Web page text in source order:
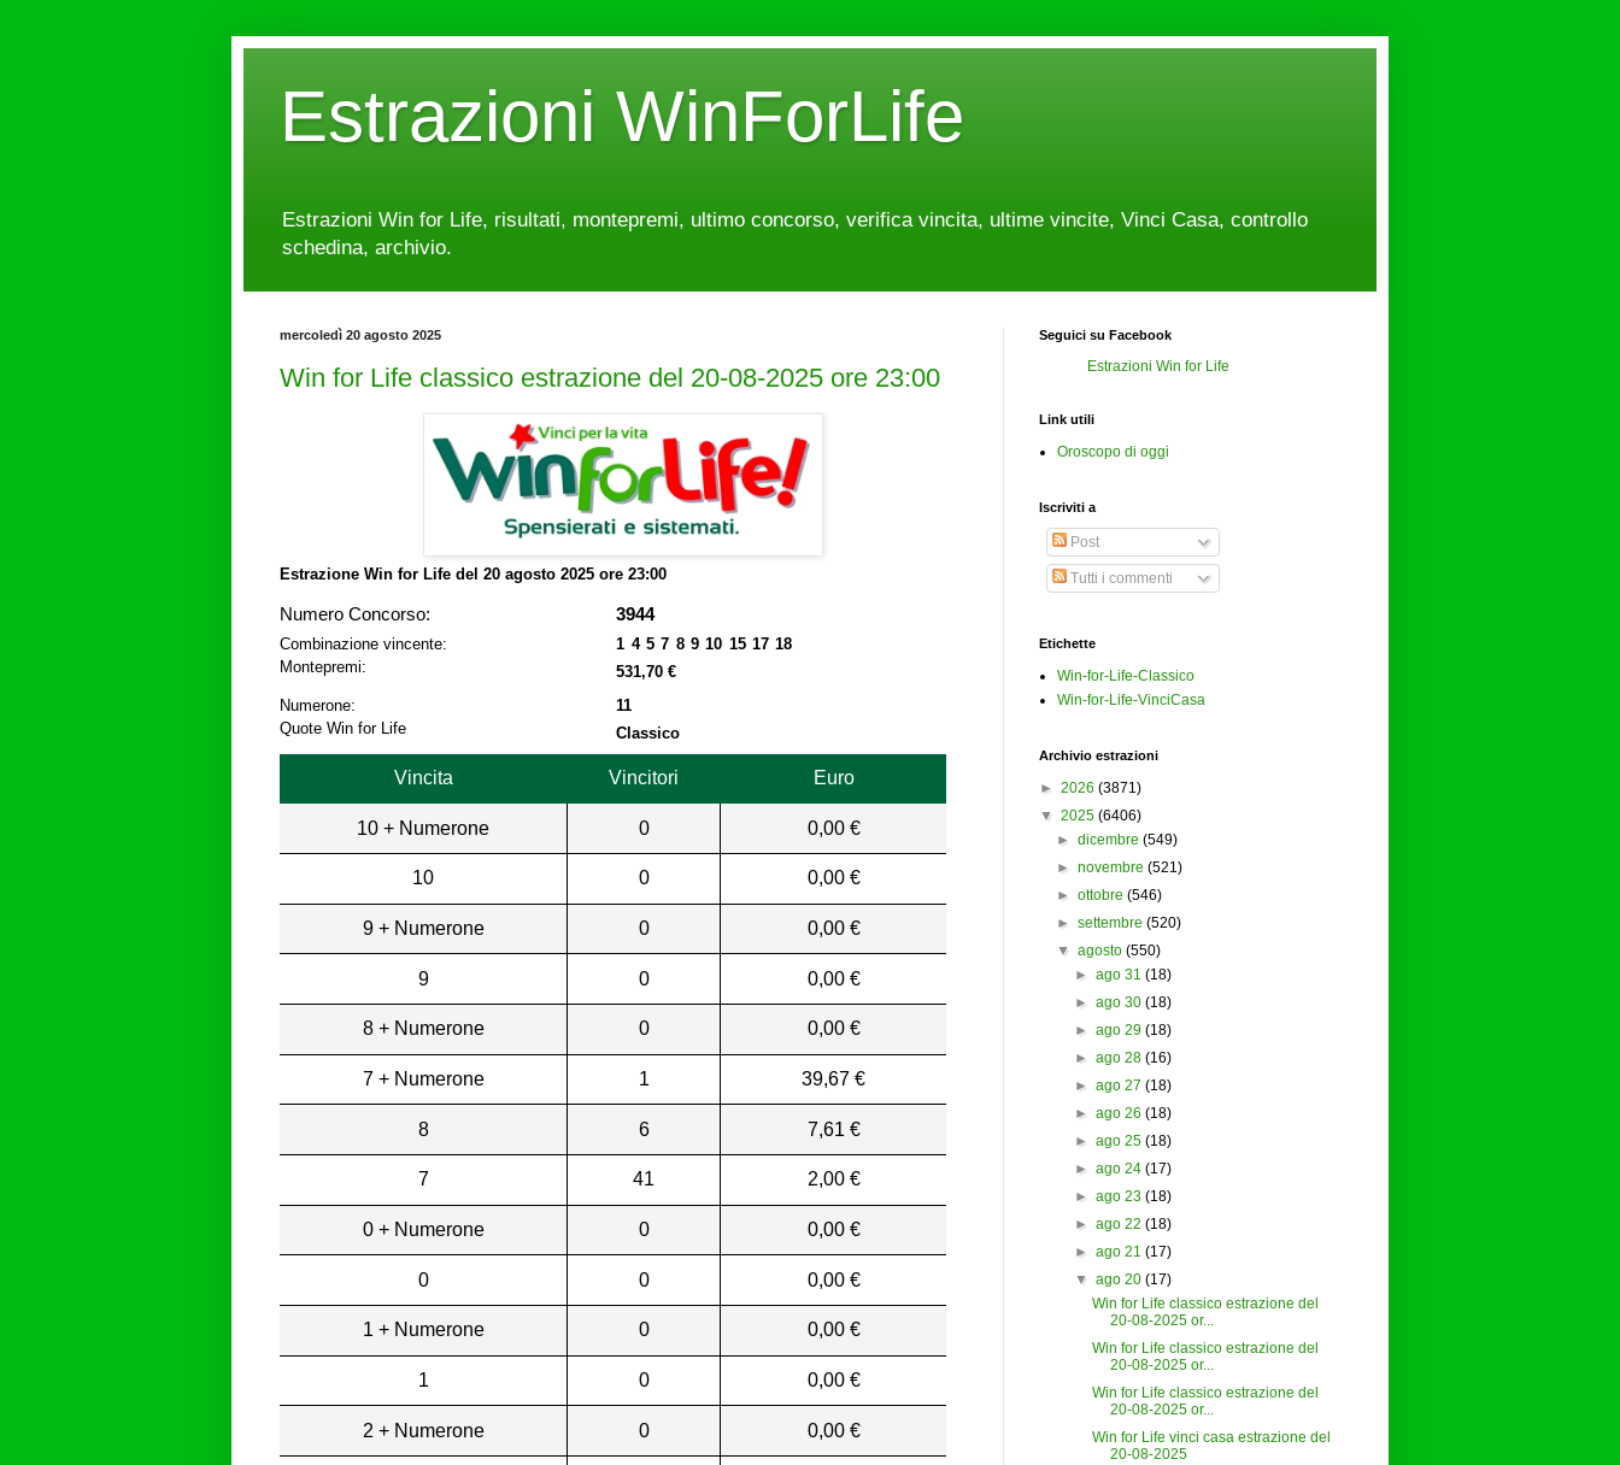
Estrazioni WinForLife
Estrazioni Win for Life, risultati, montepremi, ultimo concorso, verifica vincita, ultime vincite, Vinci Casa, controllo
schedina, archivio.
mercoledì 20 agosto 2025
Win for Life classico estrazione del 20-08-2025 ore 23:00
Estrazione Win for Life del 20 agosto 2025 ore 23:00
Numero Concorso: 3944
Combinazione vincente:
1 4 5 7 8 9 10 15 17 18
Montepremi:
531,70 €
Numerone:
11
Quote Win for Life
Classico
Vincita Vincitori Euro
10 + Numerone 0 0,00 €
10 0 0,00 €
9 + Numerone 0 0,00 €
9 0 0,00 €
8 + Numerone 0 0,00 €
7 + Numerone 1 39,67 €
8 6 7,61 €
7 41 2,00 €
0 + Numerone 0 0,00 €
0 0 0,00 €
1 + Numerone 0 0,00 €
1 0 0,00 €
2 + Numerone 0 0,00 €
Seguici su Facebook
Estrazioni Win for Life
Link utili
Oroscopo di oggi
Iscriviti a
Post
Tutti i commenti
Etichette
Win-for-Life-Classico
Win-for-Life-VinciCasa
Archivio estrazioni
► 2026 (3871)
▼ 2025 (6406)
►dicembre (549)
►novembre (521)
►ottobre (546)
►settembre (520)
▼ agosto (550)
► ago 31 (18)
► ago 30 (18)
► ago 29 (18)
► ago 28 (16)
► ago 27 (18)
► ago 26 (18)
► ago 25 (18)
► ago 24 (17)
► ago 23 (18)
► ago 22 (18)
► ago 21 (17)
▼ ago 20 (17)
Win for Life classico estrazione del
20-08-2025 or...
Win for Life classico estrazione del
20-08-2025 or...
Win for Life classico estrazione del
20-08-2025 or...
Win for Life vinci casa estrazione del
20-08-2025